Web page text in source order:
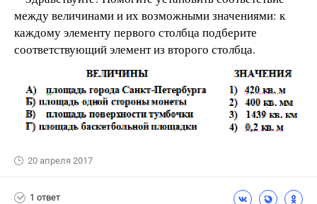
между величинами и их возможными значениями: к
каждому элементу первого столбца подберите
соответствующий элемент из второго столбца.
20 апреля 2017
1 ответ